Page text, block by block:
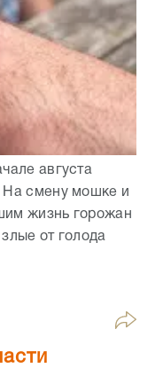
августа
На смену мошке и
жизнь горожан
от голода